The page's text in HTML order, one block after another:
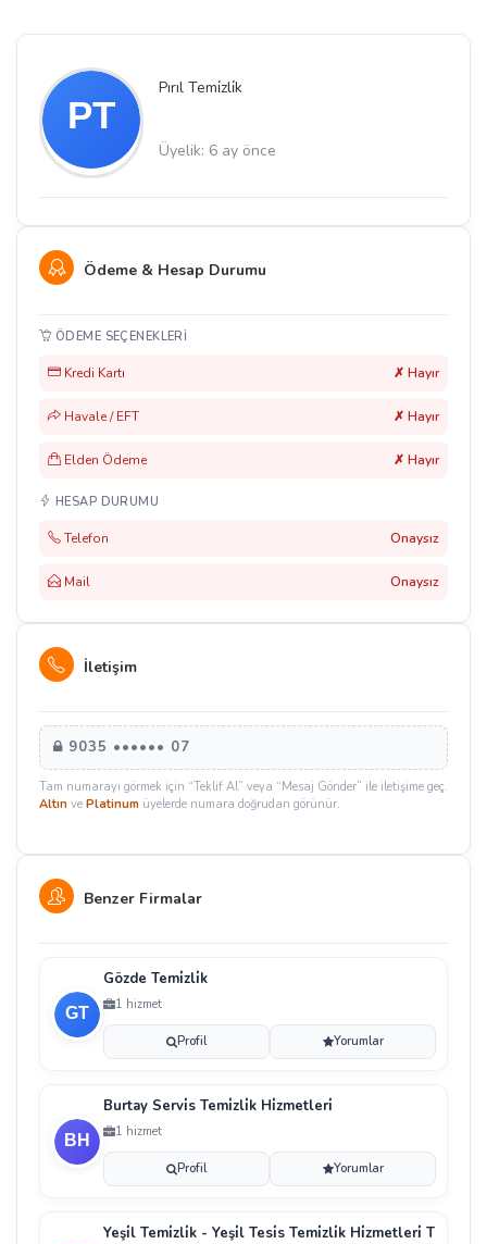
Pırıl Temi̇zli̇k
Üyelik: 6 ay önce
Ödeme & Hesap Durumu
ÖDEME SEÇENEKLERI
Kredi Kartı ✗ Hayır
Havale / EFT ✗ Hayır
Elden Ödeme ✗ Hayır
HESAP DURUMU
Telefon Onaysız
Mail Onaysız
İletişim
9035 •••••• 07
Tam numarayı görmek için “Teklif Al” veya “Mesaj Gönder” ile iletişime geç.
Altın ve Platinum üyelerde numara doğrudan görünür.
Benzer Firmalar
Gözde Temi̇zli̇k
1 hizmet
Profil Yorumlar
Burtay Servi̇s Temi̇zli̇k Hi̇zmetleri̇
1 hizmet
Profil Yorumlar
Yeşi̇l Temi̇zli̇k - Yeşi̇l Tesi̇s Temi̇zli̇k Hi̇zmetleri̇ T